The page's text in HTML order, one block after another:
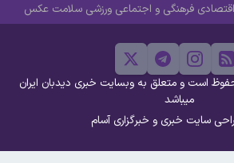
اقتصادی فرهنگی و اجتماعی ورزشی سلامت عکس
است و متعلق به وبسایت خبری دیدبان ایران
میباشد
سایت خبری و خبرگزاری آسام